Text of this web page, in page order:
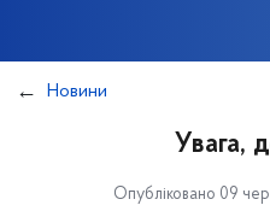
Новини
Увага,
Опубліковано 09